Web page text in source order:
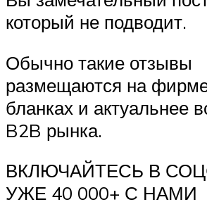
который не подводит.
Обычно такие отзывы
размещаются на
бланках и актуальнее
B2B рынка.
ВКЛЮЧАЙТЕСЬ В
УЖЕ 40 000+ С НАМИ